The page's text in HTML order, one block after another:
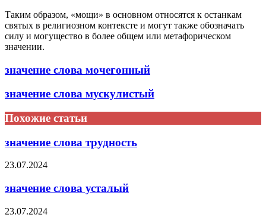
Таким образом, «мощи» в основном относятся к останкам
святых в религиозном контексте и могут также обозначать
силу и могущество в более общем или метафорическом
значении.
значение слова мочегонный
значение слова мускулистый
Похожие статьи
значение слова трудность
23.07.2024
значение слова усталый
23.07.2024